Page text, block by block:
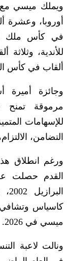
ويملك ميسي مع
أوروبا، وعشرة
في كأس ملك
للأندية،
ألقاب في كأس
وجائزة أميرة
مرموقة تمنح
للإسهامات
التضامن،
ميسي في 2026.
ونالت لاعبة